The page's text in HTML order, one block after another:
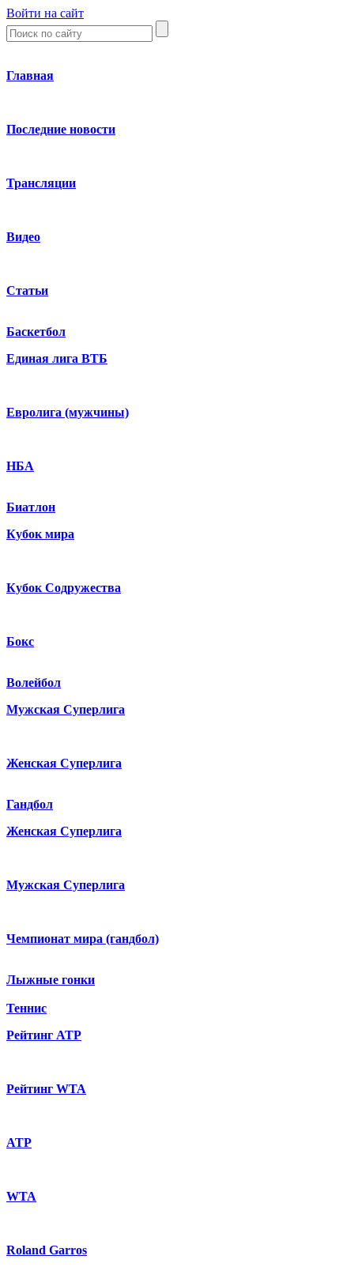
Войти на сайт
Главная
Последние новости
Трансляции
Видео
Статьи
Баскетбол
Единая лига ВТБ
Евролига (мужчины)
НБА
Биатлон
Кубок мира
Кубок Содружества
Бокс
Волейбол
Мужская Суперлига
Женская Суперлига
Гандбол
Женская Суперлига
Мужская Суперлига
Чемпионат мира (гандбол)
Лыжные гонки
Теннис
Рейтинг ATP
Рейтинг WTA
ATP
WTA
Roland Garros